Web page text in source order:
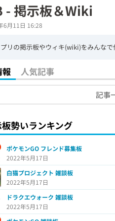
- 掲示板＆Wiki
6月11日 16:28
リの掲示板やウィキ(wiki)をみんなで
人気記事
記事
勢いランキング
ポケモンGO フレンド募集板
2022年5月17日
白猫プロジェクト 雑談板
2022年5月17日
ドラクエウォーク 雑談板
2022年5月17日